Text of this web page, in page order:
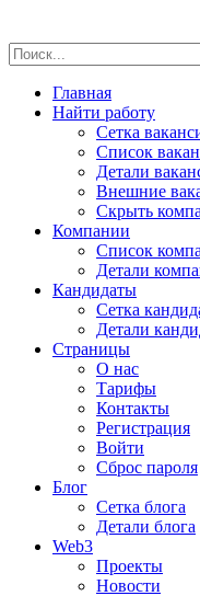
Главная
Найти работу
Сетка
Список
Детали
Внешние
Скрыть
Компании
Список
Детали
Кандидаты
Сетка
Детали
Страницы
О нас
Тарифы
Контакты
Регистрация
Войти
Сброс пароля
Блог
Сетка блога
Детали блога
Web3
Проекты
Новости